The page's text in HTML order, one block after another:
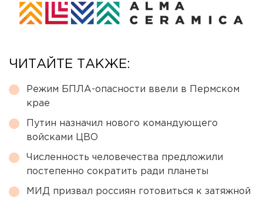
ЧИТАЙТЕ ТАКЖЕ:
Режим БПЛА-опасности ввели в Пермском
крае
Путин назначил нового командующего
войсками ЦВО
Численность человечества предложили
постепенно сократить ради планеты
МИД призвал россиян готовиться к затяжной